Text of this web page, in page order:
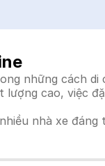
những cách
cao, việc
nhà xe